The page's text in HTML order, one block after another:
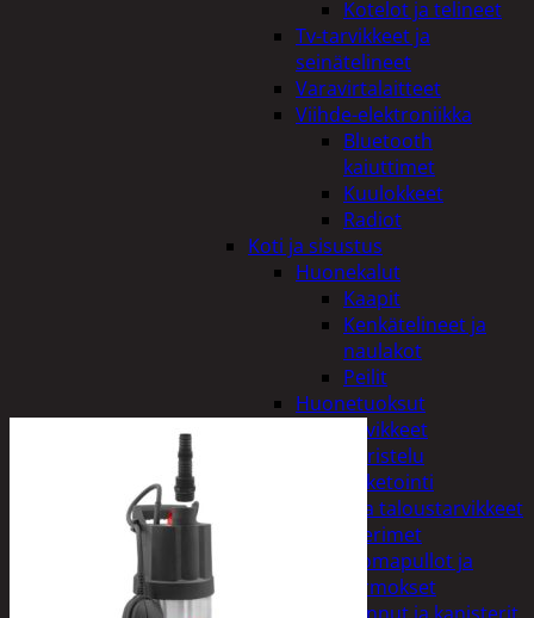
Kotelot ja telineet
Tv-tarvikkeet ja
seinätelineet
Varavirtalaitteet
Viihde-elektroniikka
Bluetooth
kaiuttimet
Kuulokkeet
Radiot
Koti ja sisustus
Huonekalut
Kaapit
Kenkätelineet ja
naulakot
Peilit
Huonetuoksut
Juhlatarvikkeet
Koristelu
Paketointi
Keittiö ja taloustarvikkeet
Aterimet
Juomapullot ja
termokset